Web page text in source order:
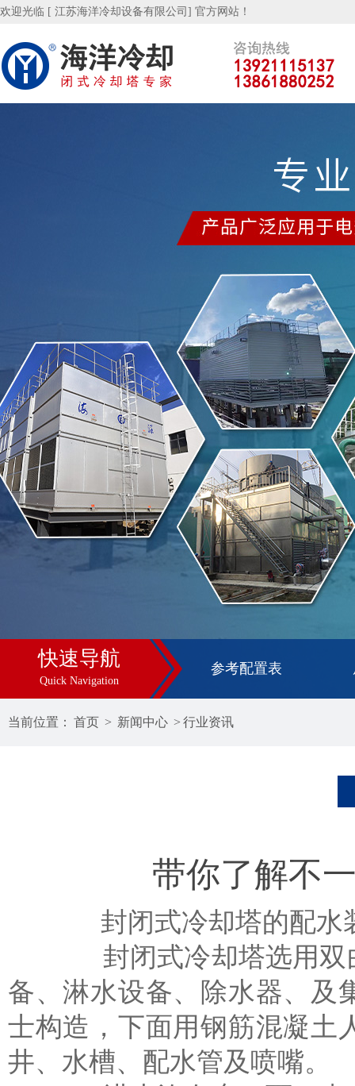
欢迎光临 [ 江苏海洋冷却设备有限公司] 官方网站！
快速导航
Quick Navigation
参考配置表
当前位置： 首页 > 新闻中心 > 行业资讯
带你了解不
封闭式冷却塔的配水
封闭式冷却塔选用双曲
备、淋水设备、除水器、及
士构造，下面用钢筋混凝土
井、水槽、配水管及喷嘴。